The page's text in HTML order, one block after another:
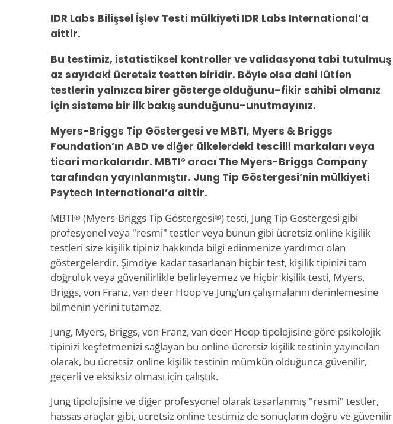
IDR Labs Bilişsel İşlev Testi mülkiyeti IDR Labs International’a
aittir.
Bu testimiz, istatistiksel kontroller ve validasyona tabi tutulmuş
az sayıdaki ücretsiz testten biridir. Böyle olsa dahi lütfen
testlerin yalnızca birer gösterge olduğunu–fikir sahibi olmanız
için sisteme bir ilk bakış sunduğunu–unutmayınız.
Myers-Briggs Tip Göstergesi ve MBTI, Myers & Briggs
Foundation’ın ABD ve diğer ülkelerdeki tescilli markaları veya
ticari markalarıdır. MBTI® aracı The Myers-Briggs Company
tarafından yayınlanmıştır. Jung Tip Göstergesi’nin mülkiyeti
Psytech International’a aittir.
MBTI® (Myers-Briggs Tip Göstergesi®) testi, Jung Tip Göstergesi gibi
profesyonel veya "resmi" testler veya bunun gibi ücretsiz online kişilik
testleri size kişilik tipiniz hakkında bilgi edinmenize yardımcı olan
göstergelerdir. Şimdiye kadar tasarlanan hiçbir test, kişilik tipinizi tam
doğruluk veya güvenilirlikle belirleyemez ve hiçbir kişilik testi, Myers,
Briggs, von Franz, van deer Hoop ve Jung’un çalışmalarını derinlemesine
bilmenin yerini tutamaz.
Jung, Myers, Briggs, von Franz, van deer Hoop tipolojisine göre psikolojik
tipinizi keşfetmenizi sağlayan bu online ücretsiz kişilik testinin yayıncıları
olarak, bu ücretsiz online kişilik testinin mümkün olduğunca güvenilir,
geçerli ve eksiksiz olması için çalıştık.
Jung tipolojisine ve diğer profesyonel olarak tasarlanmış "resmi" testler,
hassas araçlar gibi, ücretsiz online testimiz de sonuçların doğru ve güvenilir